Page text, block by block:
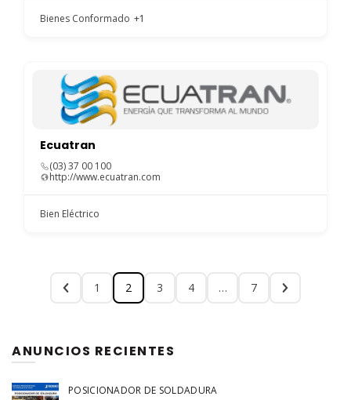
Bienes Conformado +1
Ecuatran
(03) 37 00 100
http://www.ecuatran.com
Bien Eléctrico
1 2 3 4 … 7
ANUNCIOS RECIENTES
POSICIONADOR DE SOLDADURA